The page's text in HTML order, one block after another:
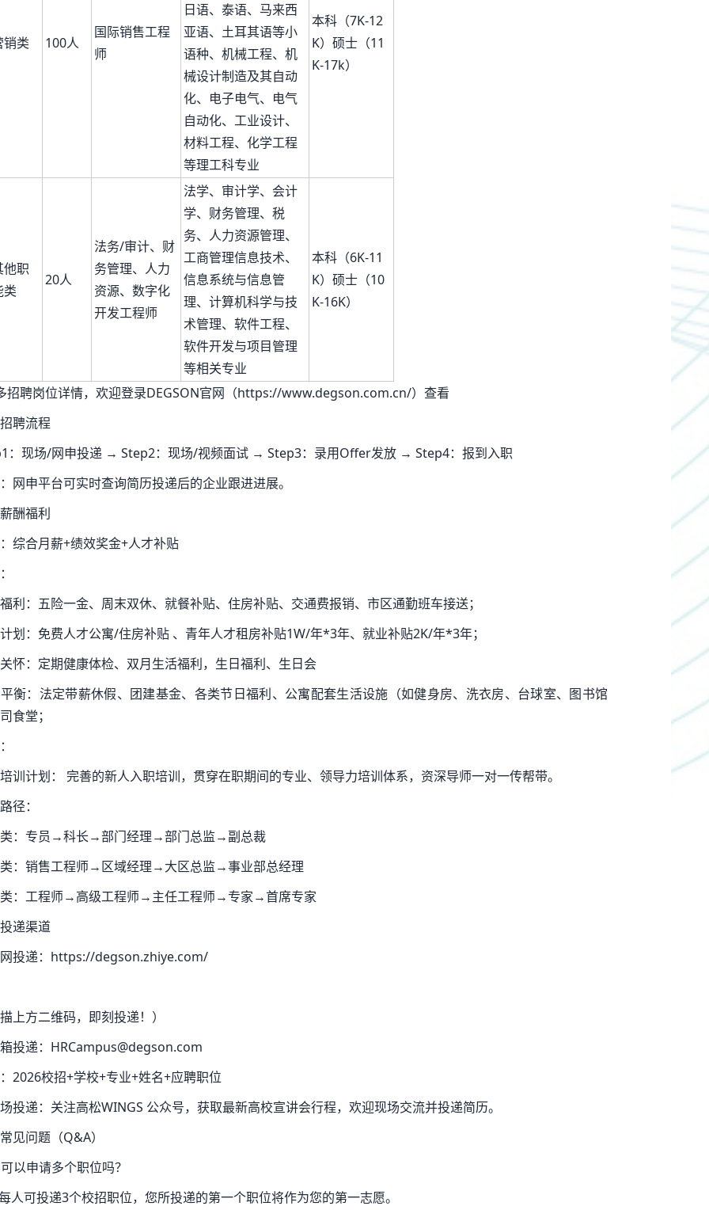
销类 100人
国际销售工程
师
日语、泰语、马来西
亚语、土耳其语等小
语种、机械工程、机
械设计制造及其自动
化、电子电气、电气
自动化、工业设计、
材料工程、化学工程
等理工科专业
本科（7K-12
K）硕士（11
K-17k）
他职
类
20人
法务/审计、财
务管理、人力
资源、数字化
开发工程师
法学、审计学、会计
学、财务管理、税
务、人力资源管理、
工商管理信息技术、
信息系统与信息管
理、计算机科学与技
术管理、软件工程、
软件开发与项目管理
等相关专业
本科（6K-11
K）硕士（10
K-16K）
招聘岗位详情，欢迎登录DEGSON官网（https://www.degson.com.cn/）查看
聘流程
：现场/网申投递 → Step2：现场/视频面试 → Step3：录用Offer发放 → Step4：报到入职
网申平台可实时查询简历投递后的企业跟进进展。
酬福利
综合月薪+绩效奖金+人才补贴
利：五险一金、周末双休、就餐补贴、住房补贴、交通费报销、市区通勤班车接送；
划：免费人才公寓/住房补贴 、青年人才租房补贴1W/年*3年、就业补贴2K/年*3年；
怀：定期健康体检、双月生活福利，生日福利、生日会
衡：法定带薪休假、团建基金、各类节日福利、公寓配套生活设施（如健身房、洗衣房、台球室、图书馆
食堂；
训计划： 完善的新人入职培训，贯穿在职期间的专业、领导力培训体系，资深导师一对一传帮带。
径：
：专员→科长→部门经理→部门总监→副总裁
：销售工程师→区域经理→大区总监→事业部总经理
：工程师→高级工程师→主任工程师→专家→首席专家
递渠道
投递：https://degson.zhiye.com/
上方二维码，即刻投递！）
投递：HRCampus@degson.com
2026校招+学校+专业+姓名+应聘职位
投递：关注高松WINGS 公众号，获取最新高校宣讲会行程，欢迎现场交流并投递简历。
见问题（Q&A）
以申请多个职位吗？
人可投递3个校招职位，您所投递的第一个职位将作为您的第一志愿。